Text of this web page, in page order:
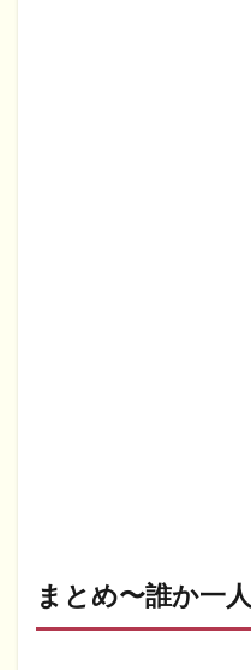
まとめ〜誰か一